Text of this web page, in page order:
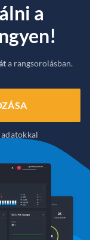
a
a rangsorolásban.